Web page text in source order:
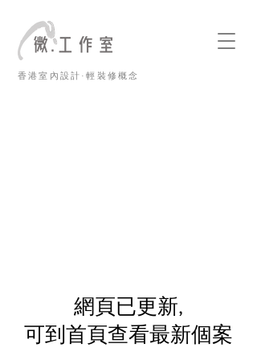
香港室內設計·輕裝修概念
​網頁已更新,
可到首頁查看最新個案